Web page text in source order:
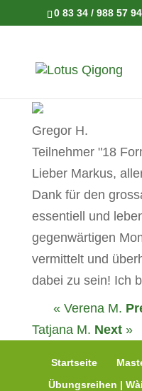
0 83 34 / 988 57 94
Gregor H.
Teilnehmer "18
Lieber Markus,
Dank für den
essentiell und
gegenwärtigen
vermittelt und
dabei zu sein! Ich
« Verena M.
Tatjana M. Next»
Startseite
Übungsreihen |